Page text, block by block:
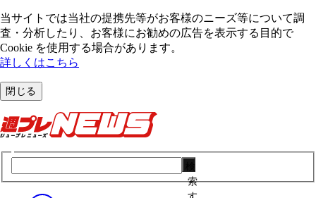
当サイトでは当社の提携先等がお客様のニーズ等について調
査・分析したり、お客様にお勧めの広告を表⽰する⽬的で
Cookie を使⽤する場合があります。
詳しくはこちら
閉じる
索
す